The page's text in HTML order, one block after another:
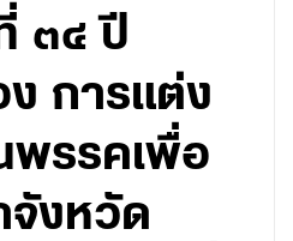
๓๔ ปี
ง การแต่ง
พรรคเพื่อ
จังหวัด